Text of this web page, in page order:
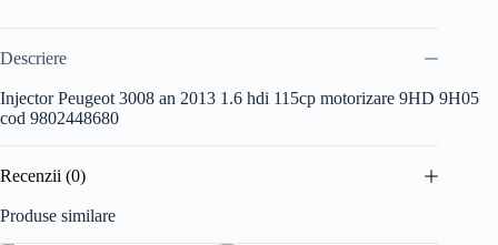
Descriere
Injector Peugeot 3008 an 2013 1.6 hdi 115cp motorizare 9HD 9H05
cod 9802448680
Recenzii (0)
Produse similare